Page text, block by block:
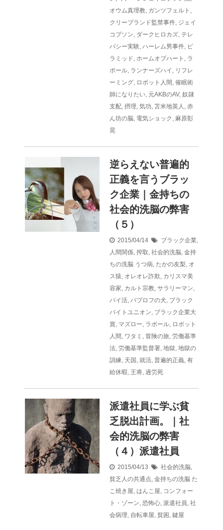
オウム真理教, ガンツフェルト ,
クリーブランド監禁事件, ジェイ
コブソン, ダークヒロカズ, テレ
パシー実験, ハーレム男事件, ピ
ラミッド, ホームオブハート , ラ
ポール, ランナーズハイ , リフレ
ーミング, ロボット人間 , 催眠術
師になりたい, 元AKBのAV, 奴隷
支配, 摂理, 気功, 苫米地英人 , 赤
ん坊の脳, 電気ショック , 麻原彰
晃
逆らえない普遍的
正義を言うブラッ
ク企業｜金持ちの
社会的洗脳の弊害
（５）
2015/04/14 ブラック企業,
人間関係, 搾取, 社会的洗脳, 金持
ちの洗脳 うつ病, たかの友梨, オ
ス猿, オレオレ詐欺, カリスマ美
容家, カルト宗教, サラリーマン,
バイ活, パブロフの犬, ブラック
バイトユニオン, ブラック企業大
賞, マズロー, ラポール, ロボット
人間 , ワタミ , 冒険の旅, 労働基準
法, 労働基準監督署, 地獄, 地獄の
訓練, 天国 , 就活, 普遍的正義, 有
給休暇, 王将, 過労死
派遣社員に学ぶ貧
乏脱出計画。｜社
会的洗脳の弊害
（４）派遣社員
2015/04/13 社会的洗脳,
貧乏人の共通点, 金持ちの洗脳 た
こ焼き屋, はんこ屋, コンフォー
ト・ゾーン, 恐怖心, 派遣社員, 社
会病理, 自転車屋, 貧困 , 鍵屋